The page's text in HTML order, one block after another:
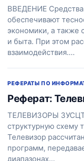
ВВЕДЕНИЕ Средства
обеспечивают
экономики, а также
и быта. При этом
взаимодействия.…
РЕФЕРАТЫ ПО
Реферат:
ТЕЛЕВИЗОРЫ 3УСЦТ
структурную схему
Телевизор
программ,
диапазонах…